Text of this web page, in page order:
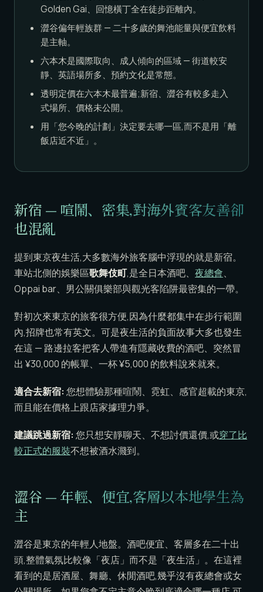
Golden Gai、回憶橫丁全在徒步距離內。
澀谷偏年輕族群 — 二十多歲的舞池能量與便宜飲料
是主軸。
六本木是國際取向、成人傾向的區域 — 街道較安
靜、英語場所多、預約文化是常態。
透明定價在六本木最普遍;新宿、澀谷有較多走入
式場所、價格未公開。
用「您今晚的計劃」決定要去哪一區,而不是用「離
飯店近不近」。
新宿 — 喧鬧、密集,對海外賓客友善卻
也混亂
提到東京夜生活,大多數海外旅客腦中浮現的就是新宿。
車站北側的娛樂區歌舞伎町,是全日本酒吧、 夜總會、
Oppai bar、男公關俱樂部與觀光客陷阱最密集的一帶。
對初次來東京的旅客很方便,因為什麼都集中在步行範圍
內,招牌也常有英文。可是夜生活的負面故事大多也發生
在這 — 路邊拉客把客人帶進有隱藏收費的酒吧、突然冒
出 ¥30,000 的帳單、一杯 ¥5,000 的飲料說來就來。
適合去新宿: 您想體驗那種喧鬧、霓虹、感官超載的東京,
而且能在價格上跟店家據理力爭。
建議跳過新宿: 您只想安靜聊天、不想討價還價,或穿了比
較正式的服裝不想被酒水濺到。
澀谷 — 年輕、便宜,客層以本地學生為
主
澀谷是東京的年輕人地盤。酒吧便宜、客層多在二十出
頭,整體氣氛比較像「夜店」而不是「夜生活」。在這裡
看到的是居酒屋、舞廳、休閒酒吧,幾乎沒有夜總會或女